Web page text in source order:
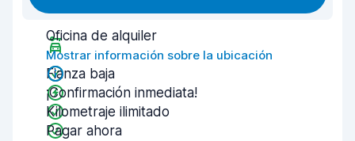
Oficina de alquiler
Mostrar información sobre la ubicación
Fianza baja
¡Confirmación inmediata!
Kilometraje ilimitado
Pagar ahora